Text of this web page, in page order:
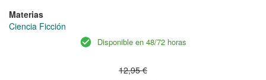
Materias
Ciencia Ficción
Disponible en 48/72 horas
12,95 €